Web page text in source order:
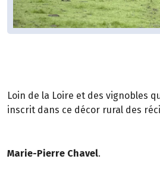
Loin de la Loire et des vignobles
inscrit dans ce décor rural des
Marie-Pierre Chavel.